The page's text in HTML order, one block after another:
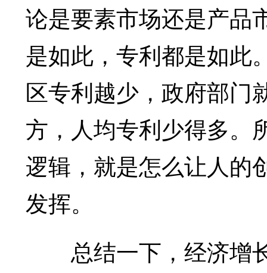
论是要素市场还是产品
是如此，专利都是如此
区专利越少，政府部门
方，人均专利少得多。
逻辑，就是怎么让人的
发挥。
总结一下，经济增